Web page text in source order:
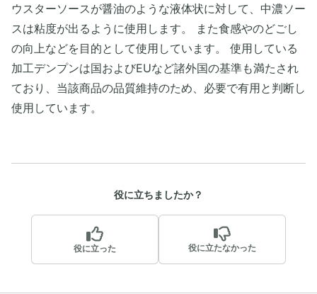
ウスターソースが醤油のような液体状に対して、中濃ソー
スは粘度が出るように使用します。 また食感やのどごし
の向上などを目的として使用しています。 使用している
加工デンプンは国およびEUなど諸外国の基準も満たされ
ており、当該商品の品質維持のため、必要で有用と判断し
使用しています。
役に立ちましたか？
役に立った 役に立たなかった